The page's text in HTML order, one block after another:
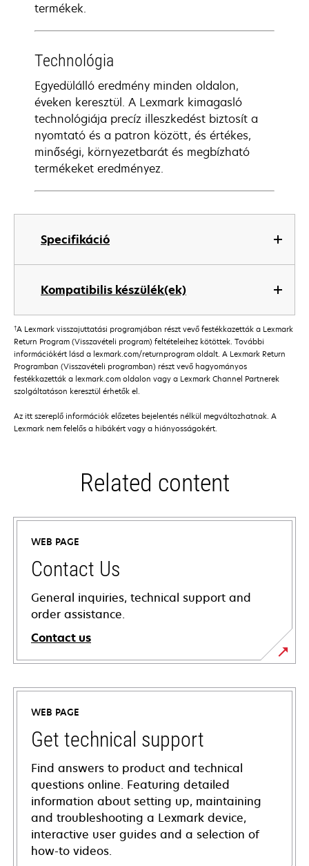
Specifikáció
Kompatibilis készülék(ek)
termékek.
Technológia
Egyedülálló eredmény minden oldalon,
éveken keresztül. A Lexmark kimagasló
technológiája precíz illeszkedést biztosít a
nyomtató és a patron között, és értékes,
minőségi, környezetbarát és megbízható
termékeket eredményez.
†A Lexmark visszajuttatási programjában részt vevő festékkazetták a Lexmark
Return Program (Visszavételi program) feltételeihez kötöttek. További
információkért lásd a lexmark.com/returnprogram oldalt. A Lexmark Return
Programban (Visszavételi programban) részt vevő hagyományos
festékkazetták a lexmark.com oldalon vagy a Lexmark Channel Partnerek
szolgáltatáson keresztül érhetők el.
Az itt szereplő információk előzetes bejelentés nélkül megváltozhatnak. A
Lexmark nem felelős a hibákért vagy a hiányosságokért.
Related content
WEB PAGE
Contact Us
General inquiries, technical support and
order assistance.
Contact us
WEB PAGE
Get technical support
Find answers to product and technical
questions online. Featuring detailed
information about setting up, maintaining
and troubleshooting a Lexmark device,
interactive user guides and a selection of
how-to videos.